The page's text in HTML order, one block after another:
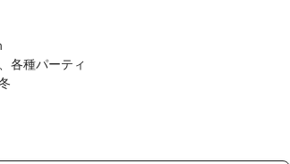
各種パーティ